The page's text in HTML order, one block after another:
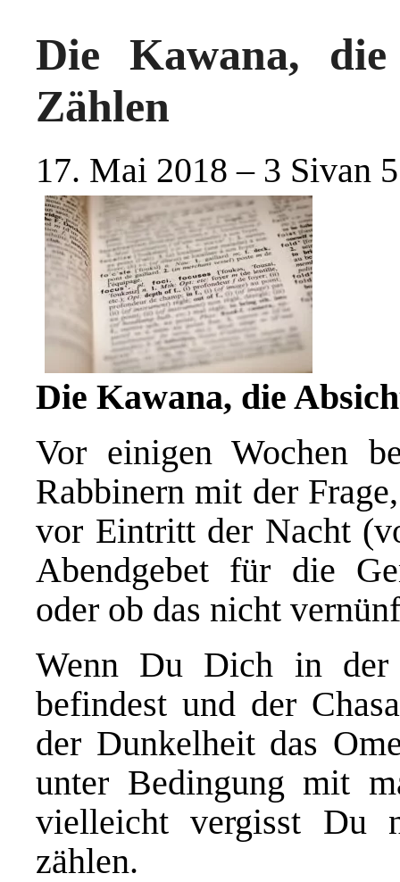
Die Kawana,
Zählen
17. Mai 2018 – 3 Sivan
Die Kawana, die
Vor einigen Wochen
Rabbinern mit der
vor Eintritt der Nacht
Abendgebet für die
oder ob das nicht
Wenn Du Dich in der
befindest und der
der Dunkelheit das
unter Bedingung mit
vielleicht vergisst Du
zählen.